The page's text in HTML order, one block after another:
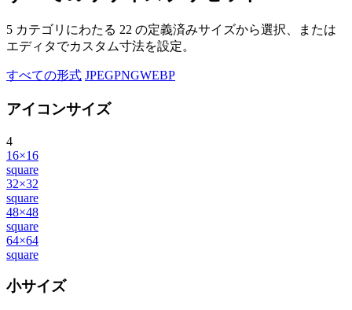
5 カテゴリにわたる 22 の定義済みサイズから選択、または
エディタでカスタム寸法を設定。
すべての形式 JPEGPNGWEBP
アイコンサイズ
4
16×16
square
32×32
square
48×48
square
64×64
square
小サイズ